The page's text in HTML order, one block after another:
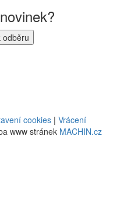
cookies | Vrácení
www stránek MACHIN.cz